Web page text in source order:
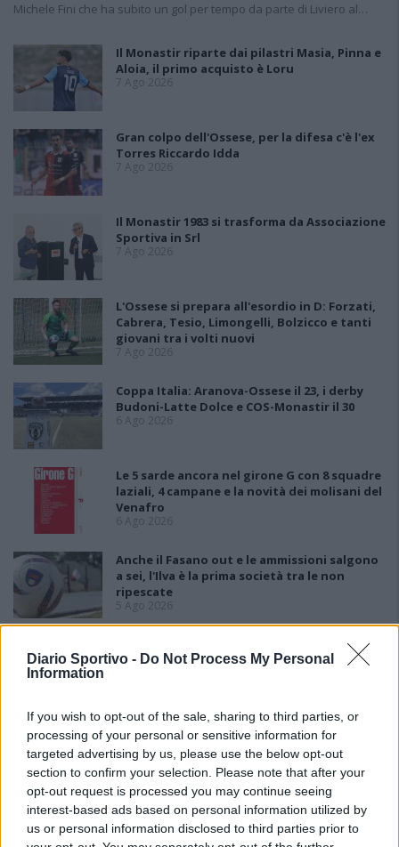
Diario Sportivo - Do Not Process My Personal
Information
If you wish to opt-out of the sale, sharing to third parties, or
processing of your personal or sensitive information for
targeted advertising by us, please use the below opt-out
section to confirm your selection. Please note that after your
opt-out request is processed you may continue seeing
interest-based ads based on personal information utilized by
us or personal information disclosed to third parties prior to
Michele Fini che ha subito un gol per tempo da parte di Liviero al…
Il Monastir riparte dai pilastri Masia, Pinna e
Aloia, il primo acquisto è Loru
7 Ago 2026
Gran colpo dell'Ossese, per la difesa c'è l'ex
Torres Riccardo Idda
7 Ago 2026
Il Monastir 1983 si trasforma da Associazione
Sportiva in Srl
7 Ago 2026
L'Ossese si prepara all'esordio in D: Forzati,
Cabrera, Tesio, Limongelli, Bolzicco e tanti
giovani tra i volti nuovi
7 Ago 2026
Coppa Italia: Aranova-Ossese il 23, i derby
Budoni-Latte Dolce e COS-Monastir il 30
6 Ago 2026
Le 5 sarde ancora nel girone G con 8 squadre
laziali, 4 campane e la novità dei molisani del
Venafro
6 Ago 2026
Anche il Fasano out e le ammissioni salgono
a sei, l'Ilva è la prima società tra le non
ripescate
5 Ago 2026
confermati